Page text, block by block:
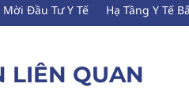
Đầu Tư Y Tế
Hạ Tầng Y Tế
LIÊN QUAN